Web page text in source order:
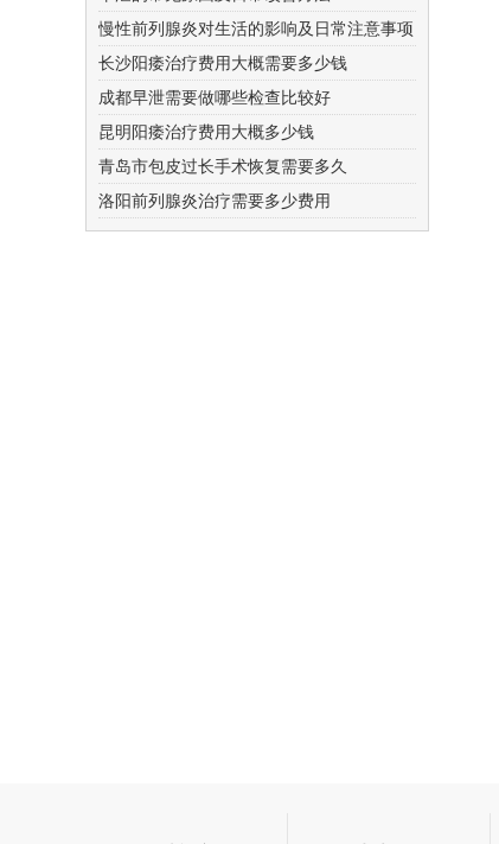
慢性前列腺炎对生活的影响及日常注意事项
长沙阳痿治疗费用大概需要多少钱
成都早泄需要做哪些检查比较好
昆明阳痿治疗费用大概多少钱
青岛市包皮过长手术恢复需要多久
洛阳前列腺炎治疗需要多少费用